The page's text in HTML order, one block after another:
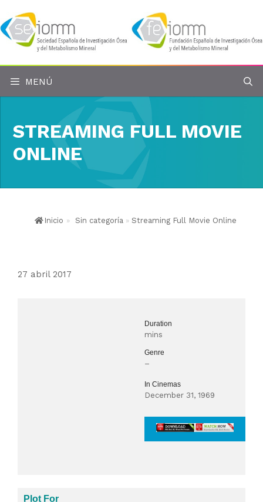
al
contenido
MENÚ
STREAMING FULL MOVIE
ONLINE
Inicio » Sin categoría » Streaming Full Movie Online
27 abril 2017
Duration
mins
Genre
–
In Cinemas
December 31, 1969
Plot For